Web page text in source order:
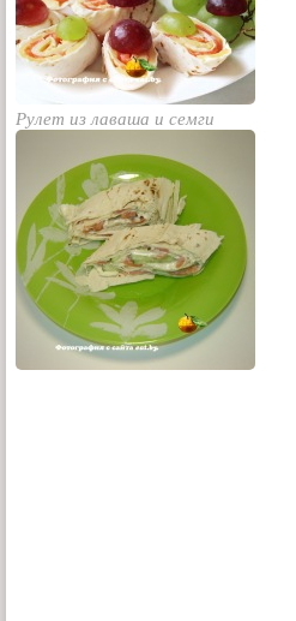
Рулет из лаваша и семги